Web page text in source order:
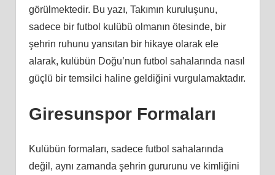
görülmektedir. Bu yazı, Takımın kuruluşunu,
sadece bir futbol kulübü olmanın ötesinde, bir
şehrin ruhunu yansıtan bir hikaye olarak ele
alarak, kulübün Doğu’nun futbol sahalarında nasıl
güçlü bir temsilci haline geldiğini vurgulamaktadır.
Giresunspor Formaları
Kulübün formaları, sadece futbol sahalarında
değil, aynı zamanda şehrin gururunu ve kimliğini